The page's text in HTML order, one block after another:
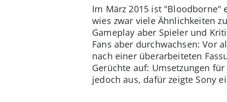
Im März 2015 ist "Bloodborne"
wies zwar viele Ähnlichkeiten
Gameplay aber Spieler und
Fans aber durchwachsen: Vor
nach einer überarbeiteten
Gerüchte auf: Umsetzungen
jedoch aus, dafür zeigte Sony